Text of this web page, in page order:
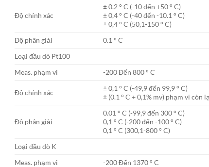
Độ chính xác
± 0.2 ° C (-10 đến +50 ° C)
± 0,4 ° C (-40 đến -10.1 ° C)
± 0,4 ° C (50,1-150 ° C)
Độ phân giải
0.1 ° C
Loại đầu dò Pt100
Meas. phạm vi
-200 Đến 800 ° C
Độ chính xác
± 0,1 ° C (-49,9 đến 99,9 ° C)
± (0.1 ° C + 0,1% mv) phạm vi còn
Độ phân giải
0.01 ° C (-99,9 đến 300 ° C)
0,1 ° C (-200 đến -100 ° C)
0,1 ° C (300,1-800 ° C)
Loại đầu dò K
Meas. phạm vi
-200 Đến 1370 ° C